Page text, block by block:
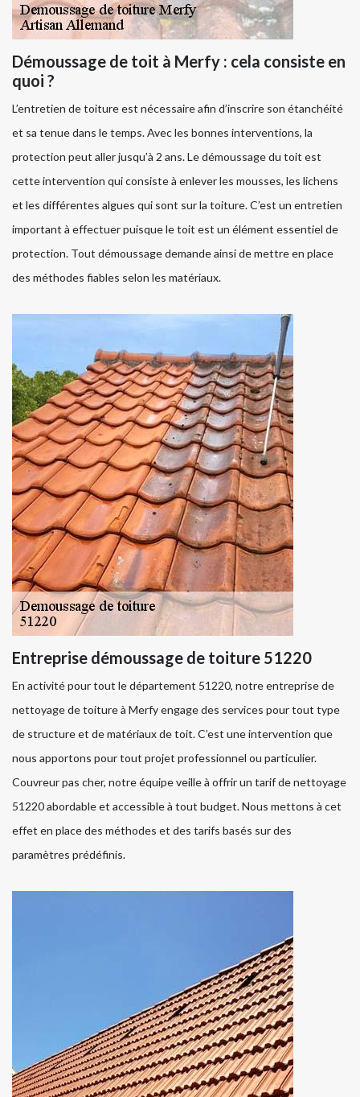
Démoussage de toit à Merfy : cela consiste en
quoi ?
L’entretien de toiture est nécessaire afin d’inscrire son étanchéité
et sa tenue dans le temps. Avec les bonnes interventions, la
protection peut aller jusqu’à 2 ans. Le démoussage du toit est
cette intervention qui consiste à enlever les mousses, les lichens
et les différentes algues qui sont sur la toiture. C’est un entretien
important à effectuer puisque le toit est un élément essentiel de
protection. Tout démoussage demande ainsi de mettre en place
des méthodes fiables selon les matériaux.
Entreprise démoussage de toiture 51220
En activité pour tout le département 51220, notre entreprise de
nettoyage de toiture à Merfy engage des services pour tout type
de structure et de matériaux de toit. C’est une intervention que
nous apportons pour tout projet professionnel ou particulier.
Couvreur pas cher, notre équipe veille à offrir un tarif de nettoyage
51220 abordable et accessible à tout budget. Nous mettons à cet
effet en place des méthodes et des tarifs basés sur des
paramètres prédéfinis.